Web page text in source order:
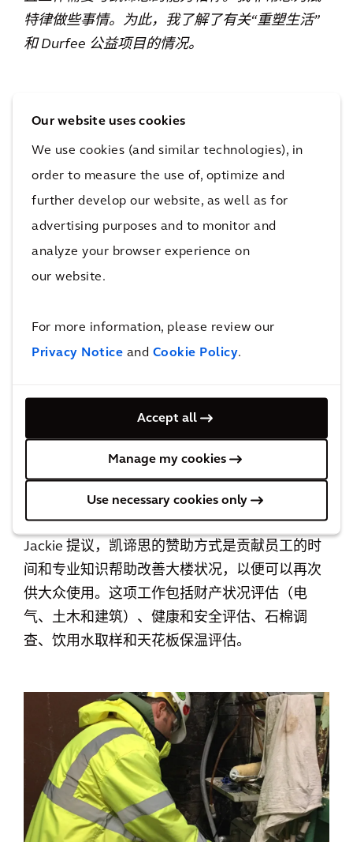
Our website uses cookies
We use cookies (and similar technologies), in
order to measure the use of, optimize and
further develop our website, as well as for
advertising purposes and to monitor and
analyze your browser experience on
our website.
For more information, please review our
Privacy Notice and Cookie Policy.
Accept all
Manage my cookies
Use necessary cookies only
特律做些事情。为此，我了解了有关“重塑生活”
和 Durfee 公益项目的情况。
凯谛思员工 Alex Kruger 进行电气评估
Durfee 公益项目
“重塑生活”是一个在底特律投资的非营利组织，
旨在可持续地改造社区，实现更好的生活。该组
织接管了一所废弃的前小学，并努力将其改造为
社区创新中心：供娱乐的区域，进行现实世界教
育和技能学习的课后活动场所以及小型企业的办
公空间。这所学校建于 1927 年，年久失修。
Jackie 提议，凯谛思的赞助方式是贡献员工的时
间和专业知识帮助改善大楼状况，以便可以再次
供大众使用。这项工作包括财产状况评估（电
气、土木和建筑）、健康和安全评估、石棉调
查、饮用水取样和天花板保温评估。